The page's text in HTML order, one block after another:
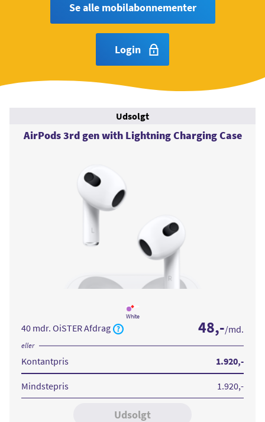
Se alle mobilabonnementer
Login
AirPods 3rd gen with Lightning Charging Case
Udsolgt
Læs
mere
gen
Case
White
48,-/md.
40 mdr. OiSTER Afdrag
eller
1.920,-
Kontantpris
Mindstepris 1.920,-
Udsolgt